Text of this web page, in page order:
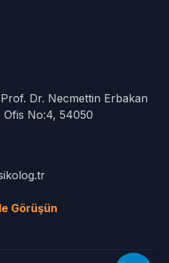
Dr. Necmettin Erbakan
Ofis No:4, 54050
Görüşün